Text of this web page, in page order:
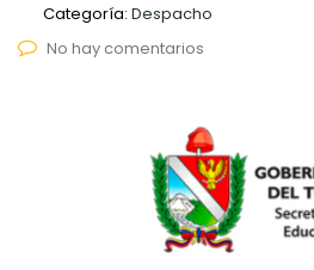
Categoría: Despacho
No hay comentarios